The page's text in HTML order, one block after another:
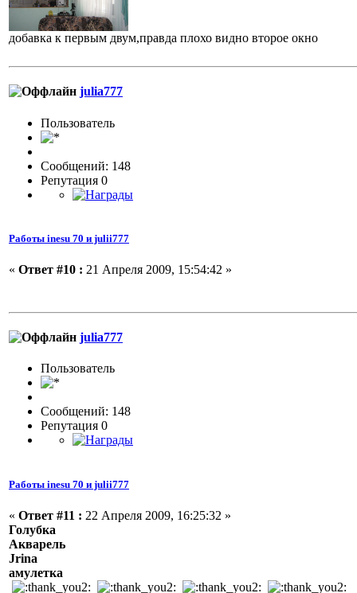
добавка к первым двум,правда плохо видно второе окно
julia777
Пользовaтeль
Сообщений: 148
Репутация 0
Работы inesu 70 и julii777
« Ответ #10 : 21 Апреля 2009, 15:54:42 »
julia777
Пользовaтeль
Сообщений: 148
Репутация 0
Работы inesu 70 и julii777
« Ответ #11 : 22 Апреля 2009, 16:25:32 »
Голубка
Акварель
Jrina
амулетка